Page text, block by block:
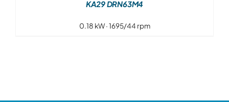
KA29 DRN63M4
0.18 kW · 1695/44 rpm